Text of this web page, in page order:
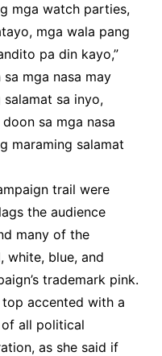
mga watch parties,
mga wala pang
pa din kayo,”
mga nasa may
salamat sa inyo,
sa mga nasa
maraming salamat
trail were
the audience
many of the
white, blue, and
trademark pink.
accented with a
all political
as she said if